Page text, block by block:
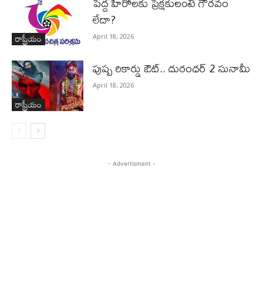
రాష్ట్రీయం
లేదా?
April 18, 2026
రాష్ట్రీయం
పుష్ప రికార్డు ఔట్‌.. దురంధ‌ర్ 2 సునామీ
April 18, 2026
- Advertisment -